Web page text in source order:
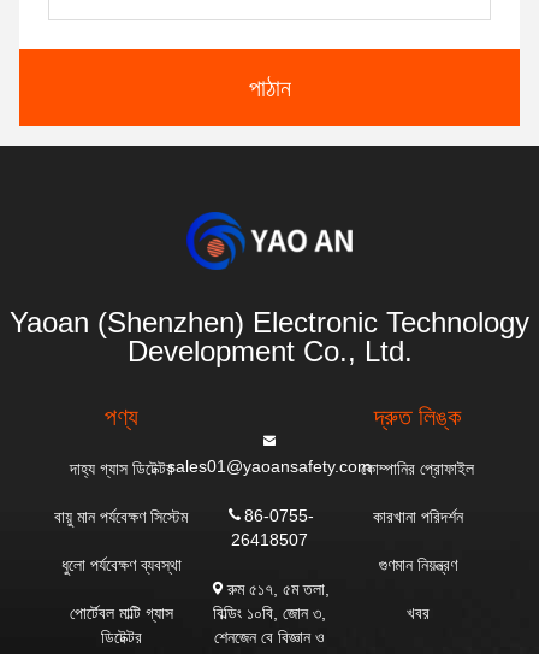
পাঠান
Yaoan (Shenzhen) Electronic Technology
Development Co., Ltd.
পণ্য
দাহ্য গ্যাস ডিটেক্টর
বায়ু মান পর্যবেক্ষণ সিস্টেম
ধুলো পর্যবেক্ষণ ব্যবস্থা
পোর্টেবল মাল্টি গ্যাস
ডিটেক্টর
sales01@yaoansafety.com
86-0755-
26418507
রুম ৫১৭, ৫ম তলা,
বিল্ডিং ১০বি, জোন ৩,
শেনজেন বে বিজ্ঞান ও
দ্রুত লিঙ্ক
কোম্পানির প্রোফাইল
কারখানা পরিদর্শন
গুণমান নিয়ন্ত্রণ
খবর